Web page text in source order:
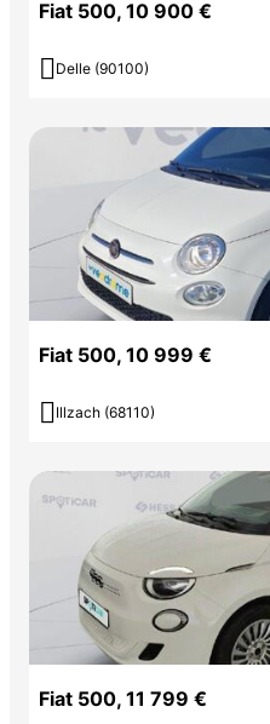
Fiat 500, 10 900 €
 Delle (90100)
Fiat 500, 10 999 €
 Illzach (68110)
Fiat 500, 11 799 €